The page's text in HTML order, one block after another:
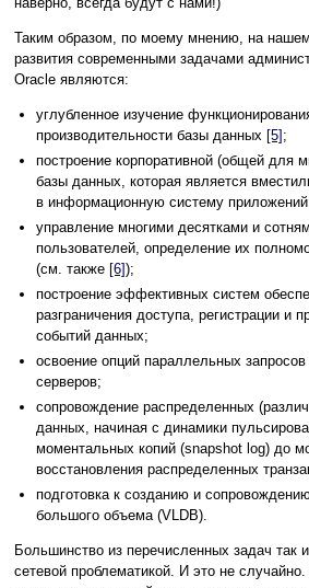
Таким образом, по моему мнению, на
развития современными задачами
Oracle являются:
углубленное изучение
производительности базы данных [5] ;
построение корпоративной (общей для
базы данных, которая является
в информационную систему
управление многими десятками и
пользователей, определение их
(см. также [6]);
построение эффективных систем
разграничения доступа, регистрации и
событий данных;
освоение опций параллельных
серверов;
сопровождение распределенных
данных, начиная с динамики
моментальных копий (snapshot log) до
восстановления распределенных
подготовка к созданию и
большого объема (VLDB).
Большинство из перечисленных задач так
сетевой проблематикой. И это не